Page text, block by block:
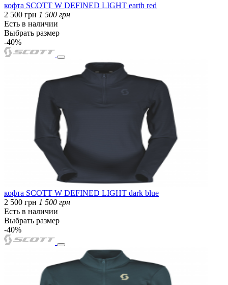
кофта SCOTT W DEFINED LIGHT earth red
2 500 грн 1 500 грн
Есть в наличии
Выбрать размер
-40%
кофта SCOTT W DEFINED LIGHT dark blue
2 500 грн 1 500 грн
Есть в наличии
Выбрать размер
-40%